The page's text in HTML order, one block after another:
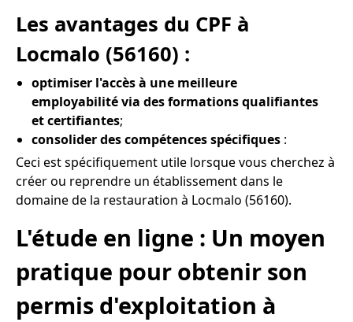
Les avantages du CPF à
Locmalo (56160) :
optimiser l'accès à une meilleure
employabilité via des formations qualifiantes
et certifiantes;
consolider des compétences spécifiques :
Ceci est spécifiquement utile lorsque vous cherchez à
créer ou reprendre un établissement dans le
domaine de la restauration à Locmalo (56160).
L'étude en ligne : Un moyen
pratique pour obtenir son
permis d'exploitation à